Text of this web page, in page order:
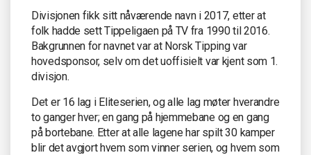
Divisjonen fikk sitt nåværende navn i 2017, etter at
folk hadde sett Tippeligaen på TV fra 1990 til 2016.
Bakgrunnen for navnet var at Norsk Tipping var
hovedsponsor, selv om det uoffisielt var kjent som 1.
divisjon.
Det er 16 lag i Eliteserien, og alle lag møter hverandre
to ganger hver; en gang på hjemmebane og en gang
på bortebane. Etter at alle lagene har spilt 30 kamper
blir det avgjort hvem som vinner serien, og hvem som